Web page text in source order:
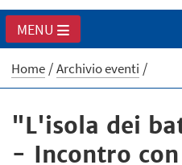
MENU
Home Archivio eventi
"L'isola dei
- Incontro